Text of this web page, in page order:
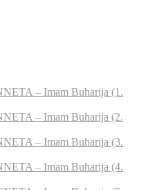
– Imam Buharija (1.
– Imam Buharija (2.
– Imam Buharija (3.
– Imam Buharija (4.